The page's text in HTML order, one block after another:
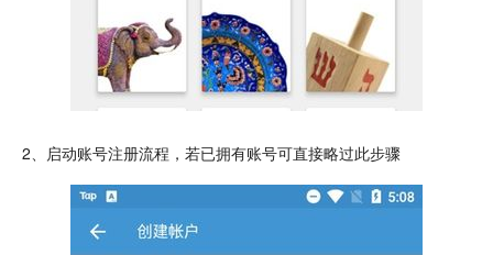
2、启动账号注册流程，若已拥有账号可直接略过此步骤